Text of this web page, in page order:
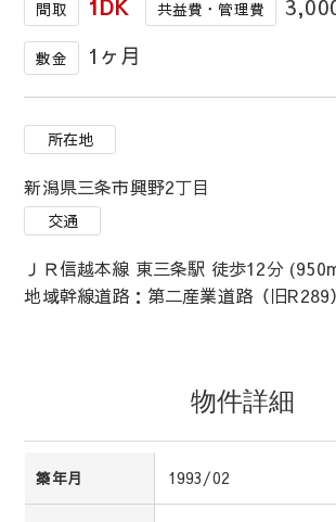
間取 1DK 共益費・管理費
敷金 1ヶ月
所在地
新潟県三条市興野2丁目
交通
ＪＲ信越本線 東三条駅 徒歩12分
地域幹線道路：第二産業道路（旧
物件詳細
築年月 1993/02